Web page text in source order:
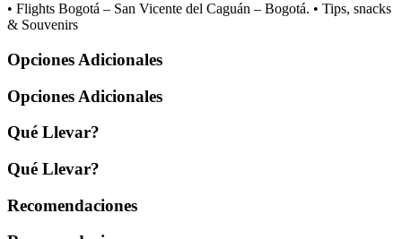
• Flights Bogotá – San Vicente del Caguán – Bogotá. • Tips, snacks
& Souvenirs
Opciones Adicionales
Opciones Adicionales
Qué Llevar?
Qué Llevar?
Recomendaciones